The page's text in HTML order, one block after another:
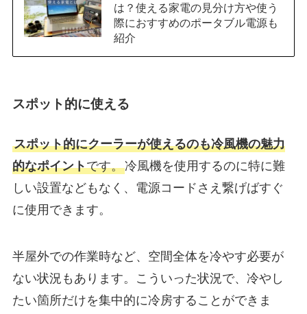
は？使える家電の見分け方や使う
際におすすめのポータブル電源も
紹介
スポット的に使える
スポット的にクーラーが使えるのも冷風機の魅力
的なポイントです。冷風機を使用するのに特に難
しい設置などもなく、電源コードさえ繋げばすぐ
に使用できます。
半屋外での作業時など、空間全体を冷やす必要が
ない状況もあります。こういった状況で、冷やし
たい箇所だけを集中的に冷房することができま